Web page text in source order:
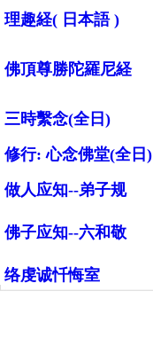
理趣経( 日本語 )
佛頂尊勝陀羅尼経
三時繫念(全日)
修行:心念佛堂(全日)
做人应知--弟子规
佛子应知--六和敬
络虔诚忏悔室